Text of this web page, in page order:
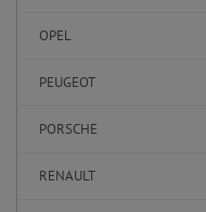
OPEL
PEUGEOT
PORSCHE
RENAULT